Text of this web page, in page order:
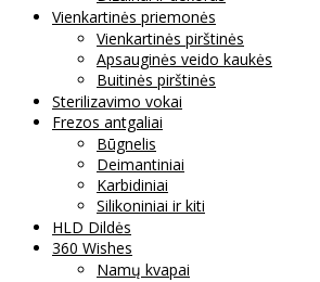
Vienkartinės priemonės
Vienkartinės pirštinės
Apsauginės veido kaukės
Buitinės pirštinės
Sterilizavimo vokai
Frezos antgaliai
Būgnelis
Deimantiniai
Karbidiniai
Silikoniniai ir kiti
HLD Dildės
360 Wishes
Namų kvapai